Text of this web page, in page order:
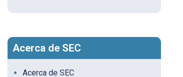
Acerca de SEC
Acerca de SEC